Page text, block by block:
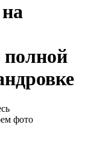
полной
фото